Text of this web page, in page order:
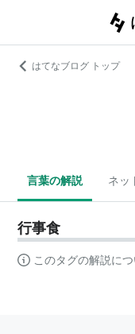
はてなブログ トップ
言葉の解説 ネッ
行事食
このタグの解説につ